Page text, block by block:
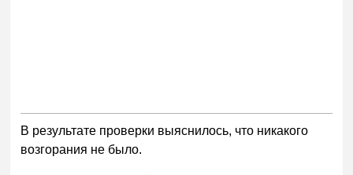
В результате проверки выяснилось, что никакого
возгорания не было.